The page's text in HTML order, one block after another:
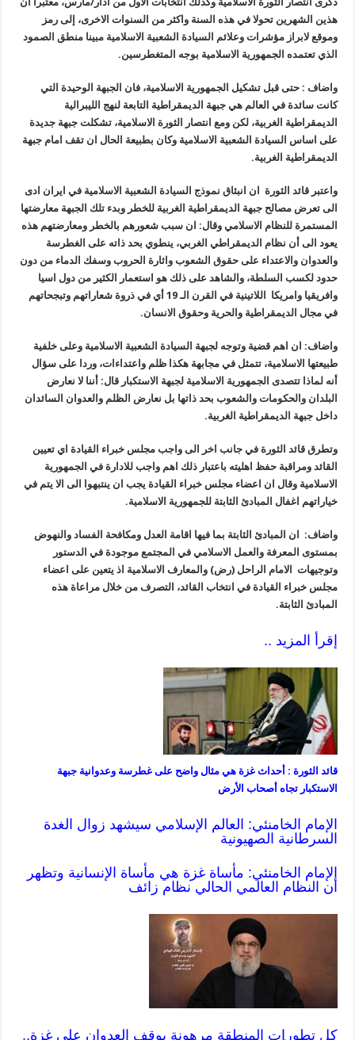
هذين الشهرين تحولا في هذه السنة واكثر من السنوات الاخرى، إلى رمز
وموقع لابراز مؤشرات وعلائم السيادة الشعبية الاسلامية مبينا منطق الصمود
الذي تعتمده الجمهورية الاسلامية بوجه المتغطرسين.
واضاف : حتى قبل تشكيل الجمهورية الاسلامية، فان الجبهة الوحيدة التي
كانت سائدة في العالم هي جبهة الديمقراطية التابعة لنهج الليبرالية
الديمقراطية الغربية، لكن ومع انتصار الثورة الاسلامية، تشكلت جبهة جديدة
على اساس السيادة الشعبية الاسلامية وكان بطبيعة الحال ان تقف امام جبهة
الديمقراطية الغربية.
واعتبر قائد الثورة ان انبثاق نموذج السيادة الشعبية الاسلامية في ايران ادى
الى تعرض مصالح جبهة الديمقراطية الغربية للخطر وبدء تلك الجبهة معارضتها
المستمرة للنظام الاسلامي وقال: ان سبب شعورهم بالخطر ومعارضتهم هذه
يعود الى أن نظام الديمقراطي الغربي، ينطوي بحد ذاته على الغطرسة
والعدوان والاعتداء على حقوق الشعوب واثارة الحروب وسفك الدماء من دون
حدود لكسب السلطة، والشاهد على ذلك هو استعمار الكثير من دول اسيا
وافريقيا وامريكا اللاتينية في القرن الـ 19 أي في ذروة شعاراتهم وتبجحاتهم
في مجال الديمقراطية والحرية وحقوق الانسان.
واضاف: ان اهم قضية وتوجه لجبهة السيادة الشعبية الاسلامية وعلى خلفية
طبيعتها الاسلامية، تتمثل في مجابهة هكذا ظلم واعتداءات، وردا على سؤال
أنه لماذا تتصدى الجمهورية الاسلامية لجبهة الاستكبار قال: أننا لا نعارض
البلدان والحكومات والشعوب بحد ذاتها بل نعارض الظلم والعدوان السائدان
داخل جبهة الديمقراطية الغربية.
وتطرق قائد الثورة في جانب اخر الى واجب مجلس خبراء القيادة اي تعيين
القائد ومراقبة حفظ اهليته باعتبار ذلك اهم واجب للادارة في الجمهورية
الاسلامية وقال ان اعضاء مجلس خبراء القيادة يجب ان ينتبهوا الى الا يتم في
خياراتهم اغفال المبادئ الثابتة للجمهورية الاسلامية.
واضاف: ان المبادئ الثابتة بما فيها اقامة العدل ومكافحة الفساد والنهوض
بمستوى المعرفة والعمل الاسلامي في المجتمع موجودة في الدستور
وتوجيهات الامام الراحل (رض) والمعارف الاسلامية اذ يتعين على اعضاء
مجلس خبراء القيادة في انتخاب القائد، التصرف من خلال مراعاة هذه
المبادئ الثابتة.
إقرأ المزيد ..
قائد الثورة : أحداث غزة هي مثال واضح على غطرسة وعدوانية جبهة
الاستكبار تجاه أصحاب الأرض
الإمام الخامنئي: العالم الإسلامي سيشهد زوال الغدة
السرطانية الصهيونية
الإمام الخامنئي: مأساة غزة هي مأساة الإنسانية وتظهر
أن النظام العالمي الحالي نظام زائف
كل تطورات المنطقة مرهونة بوقف العدوان على غزة..